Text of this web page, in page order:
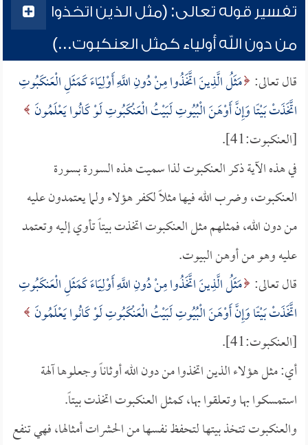
تفسير قوله تعالى: (مثل الذين اتخذوا
من دون الله أولياء كمثل العنكبوت...)
قال تعالى: مَثَلُ الَّذِينَ اتَّخَذُوا مِنْ دُونِ اللَّهِ أَوْلِيَاءَ كَمَثَلِ الْعَنكَبُوتِ
اتَّخَذَتْ بَيْتًا وَإِنَّ أَوْهَنَ الْبُيُوتِ لَبَيْتُ الْعَنْكَبُوتِ لَوْ كَانُوا يَعْلَمُونَ
[العنكبوت:41].
في هذه الآية ذكر العنكبوت لذا سميت هذه السورة بسورة
العنكبوت، وضرب الله فيها مثلاً لكفر هؤلاء ولما يعتمدون عليه
من دون الله، فمثلهم مثل العنكبوت اتخذت بيتاً تأوي إليه وتعتمد
عليه وهو من أوهن البيوت.
قال تعالى: مَثَلُ الَّذِينَ اتَّخَذُوا مِنْ دُونِ اللَّهِ أَوْلِيَاءَ كَمَثَلِ الْعَنكَبُوتِ
اتَّخَذَتْ بَيْتًا وَإِنَّ أَوْهَنَ الْبُيُوتِ لَبَيْتُ الْعَنْكَبُوتِ لَوْ كَانُوا يَعْلَمُونَ
[العنكبوت:41].
أي: مثل هؤلاء الذين اتخذوا من دون الله أوثاناً وجعلوها آلهة
استمسكوا بها وتعلقوا بها، كمثل العنكبوت اتخذت بيتاً.
والعنكبوت تتخذ بيتها لتحفظ نفسها من الحشرات أمثالها، فهي تنفع